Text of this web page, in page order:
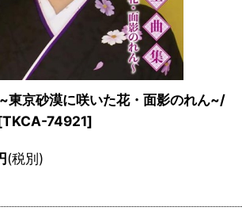
東京砂漠に咲いた花・面影のれん~/
TKCA-74921]
(税別)